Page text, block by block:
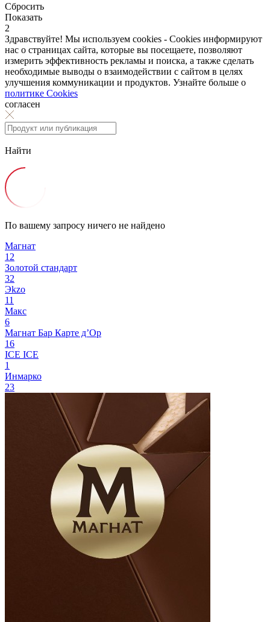
Сбросить
Показать
2
Здравствуйте! Мы используем cookies - Cookies информируют
нас о страницах сайта, которые вы посещаете, позволяют
измерить эффективность рекламы и поиска, а также сделать
необходимые выводы о взаимодействии с сайтом в целях
улучшения коммуникации и продуктов. Узнайте больше о
политике Cookies
согласен
Найти
По вашему запросу ничего не найдено
Магнат
12
Золотой стандарт
32
Эkzо
11
Макс
6
Магнат Бар Карте д’Ор
16
ICE ICE
1
Инмарко
23